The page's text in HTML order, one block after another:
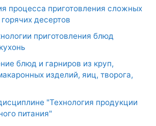
процесса приготовления сложных
десертов
приготовления блюд
блюд и гарниров из круп,
изделий, яиц, творога,
"Технология продукции
питания"